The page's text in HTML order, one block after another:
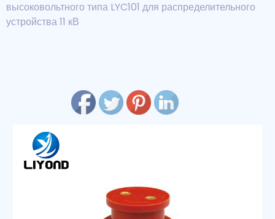
высоковольтного типа LYC101 для распределительного
устройства 11 кВ